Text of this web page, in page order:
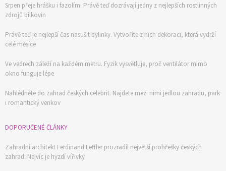
Objednat >
Srpen přeje hrášku i fazolím. Právě teď dozrávají jedny z nejlepších rostlinných
zdrojů bílkovin
Právě teď je nejlepší čas nasušit bylinky. Vytvoříte z nich dekoraci, která vydrží
celé měsíce
Ve vedrech záleží na každém metru. Fyzik vysvětluje, proč ventilátor mimo
okno funguje lépe
Nahlédněte do zahrad českých celebrit. Najdete mezi nimi jedlou zahradu, park
i romantický venkov
DOPORUČENÉ ČLÁNKY
Zahradní architekt Ferdinand Leffler prozradil největší prohřešky českých
zahrad: Nejvíc je hyzdí vířivky